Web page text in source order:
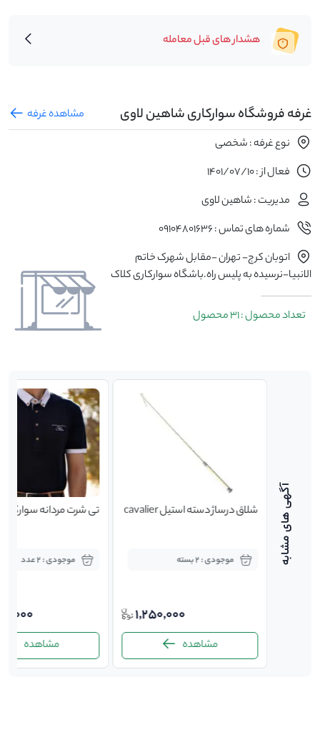
هشدار های قبل معامله
غرفه فروشگاه سوارکاری شاهین لاوی
مشاهده غرفه
نوع غرفه : شخصی
فعال از : 1401/07/10
مدیریت : شاهین لاوی
شماره های تماس : 09104801636
اتوبان کرج- تهران -مقابل شهرک خاتم
الانبیا-نرسیده به پلیس راه.باشگاه سوارکاری کلاک
تعداد محصول : 31 محصول
شلاق درساژ دسته استیل cavalier
موجودی : 2 بسته
1,250,000
مشاهده
ﺗﯽ ﺷﺮﺕ مردانه
موجودی : 2 عدد
مشاهده